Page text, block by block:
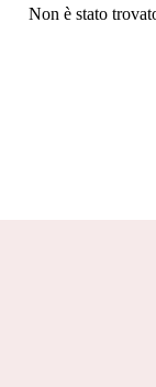
Non è stato